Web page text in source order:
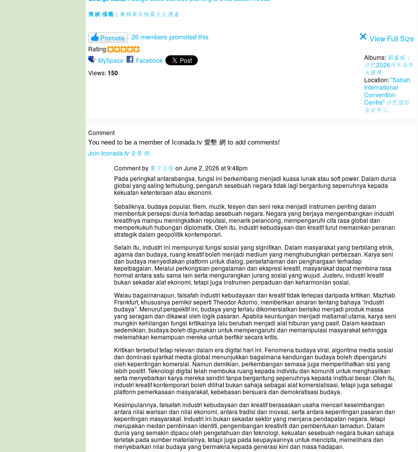
陳楨·福職： 舞狮與非物質文化遺產
Promote 26 members promoted this
Rating:
MySpace
Facebook
Views:150
View Full Size
Albums: 劉富威：
沙巴2026丙午马年
大团拜
Location:"Sabah
International
Convention
Centre" 沙巴国际
会议中心
Comment
You need to be a member of Iconada.tv 愛墾 網 to add comments!
Join Iconada.tv 愛墾 網
Comment by 葉子正绿 on June 2, 2026 at 9:48pm
Pada peringkat antarabangsa, fungsi ini berkembang menjadi kuasa lunak atau soft power. Dalam dunia
global yang saling terhubung, pengaruh sesebuah negara tidak lagi bergantung sepenuhnya kepada
kekuatan ketenteraan atau ekonomi.
Sebaliknya, budaya popular, filem, muzik, fesyen dan seni reka menjadi instrumen penting dalam
membentuk persepsi dunia terhadap sesebuah negara. Negara yang berjaya mengembangkan industri
kreatifnya mampu meningkatkan reputasi, menarik pelancong, mempengaruhi cita rasa global dan
memperkukuh hubungan diplomatik. Oleh itu, industri kebudayaan dan kreatif turut memainkan peranan
strategik dalam geopolitik kontemporari.
Selain itu, industri ini mempunyai fungsi sosial yang signifikan. Dalam masyarakat yang berbilang etnik,
agama dan budaya, ruang kreatif boleh menjadi medium yang menghubungkan perbezaan. Karya seni
dan budaya menyediakan platform untuk dialog, persefahaman dan penghargaan terhadap
kepelbagaian. Melalui perkongsian pengalaman dan ekspresi kreatif, masyarakat dapat membina rasa
hormat antara satu sama lain serta mengurangkan jurang sosial yang wujud. Justeru, industri kreatif
bukan sekadar alat ekonomi, tetapi juga instrumen perpaduan dan keharmonian sosial.
Walau bagaimanapun, falsafah industri kebudayaan dan kreatif tidak terlepas daripada kritikan. Mazhab
Frankfurt, khususnya pemikir seperti Theodor Adorno, memberikan amaran tentang bahaya “industri
budaya”. Menurut perspektif ini, budaya yang terlalu dikomersialkan berisiko menjadi produk massa
yang seragam dan dikawal oleh logik pasaran. Apabila keuntungan menjadi matlamat utama, karya seni
mungkin kehilangan fungsi kritikalnya lalu berubah menjadi alat hiburan yang pasif. Dalam keadaan
sedemikian, budaya boleh digunakan untuk mempengaruhi dan memanipulasi masyarakat sehingga
melemahkan kemampuan mereka untuk berfikir secara kritis.
Kritikan tersebut tetap relevan dalam era digital hari ini. Fenomena budaya viral, algoritma media sosial
dan dominasi syarikat media global menunjukkan bagaimana kandungan budaya boleh dipengaruhi
oleh kepentingan komersial. Namun demikian, perkembangan semasa juga memperlihatkan sisi yang
lebih positif. Teknologi digital telah membuka ruang kepada individu dan komuniti untuk menghasilkan
serta menyebarkan karya mereka sendiri tanpa bergantung sepenuhnya kepada institusi besar. Oleh itu,
industri kreatif kontemporari boleh dilihat bukan sahaja sebagai alat komersialisasi, tetapi juga sebagai
platform pemerkasaan masyarakat, kebebasan bersuara dan demokratisasi budaya.
Kesimpulannya, falsafah industri kebudayaan dan kreatif berasaskan usaha mencari keseimbangan
antara nilai warisan dan nilai ekonomi, antara tradisi dan inovasi, serta antara kepentingan pasaran dan
kepentingan masyarakat. Industri ini bukan sekadar sektor yang menjana pendapatan negara, tetapi
merupakan medan pembinaan identiti, pengembangan kreativiti dan pembentukan tamadun. Dalam
dunia yang semakin dipacu oleh pengetahuan dan teknologi, kekuatan sesebuah negara bukan sahaja
terletak pada sumber materialnya, tetapi juga pada keupayaannya untuk mencipta, memelihara dan
menyebarkan nilai budaya yang bermakna kepada generasi kini dan masa hadapan.